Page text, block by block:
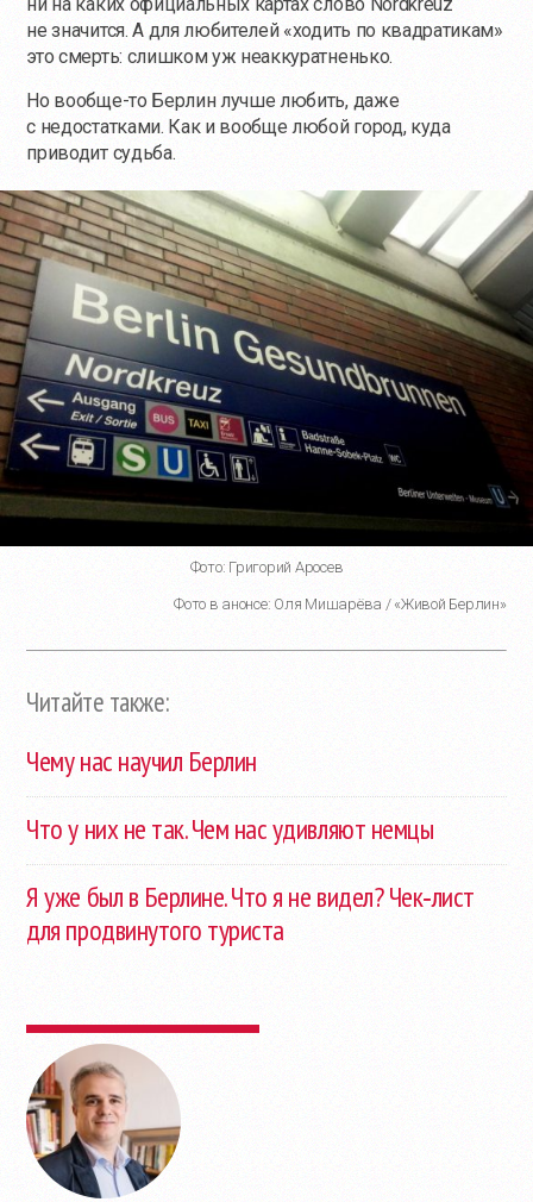
не значится. А для любителей «ходить по квадратикам»
это смерть: слишком уж неаккуратненько.
Но вообще-тоБерлин лучше любить, даже
с недостатками. Как и вообще любой город, куда
приводит судьба.
Фото: Григорий Аросев
Фото в анонсе: Оля Мишарёва / «Живой Берлин»
Читайте также:
Чему нас научил Берлин
Что у них не так. Чем нас удивляют немцы
Я уже был в Берлине. Что я не видел? Чек‑лист
для продвинутого туриста